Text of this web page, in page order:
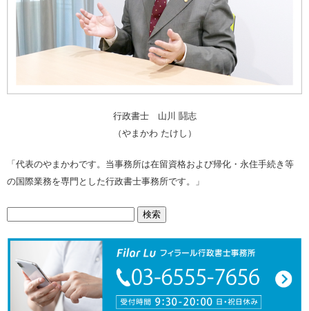
行政書士 山川 鬪志
（やまかわ たけし）
「代表のやまかわです。当事務所は在留資格および帰化・永住手続き等
の国際業務を専門とした行政書士事務所です。」